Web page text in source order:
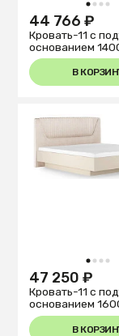
1 2 3 4
44 766 ₽
Кровать-11 с
основанием
В
1 2 3 4
47 250 ₽
Кровать-11 с
основанием
В